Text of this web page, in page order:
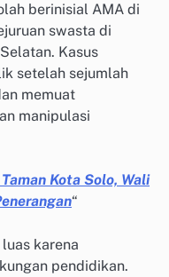
berinisial AMA di
swasta di
Kasus
setelah sejumlah
memuat
manipulasi
Kota Solo, Wali
“
karena
pendidikan.